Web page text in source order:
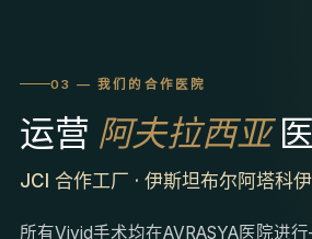
03 — 我们的合作医院
运营 阿夫拉西亚
JCI 合作工厂 · 伊斯坦布尔阿塔科伊
所有Vivid手术均在AVRASYA医院进